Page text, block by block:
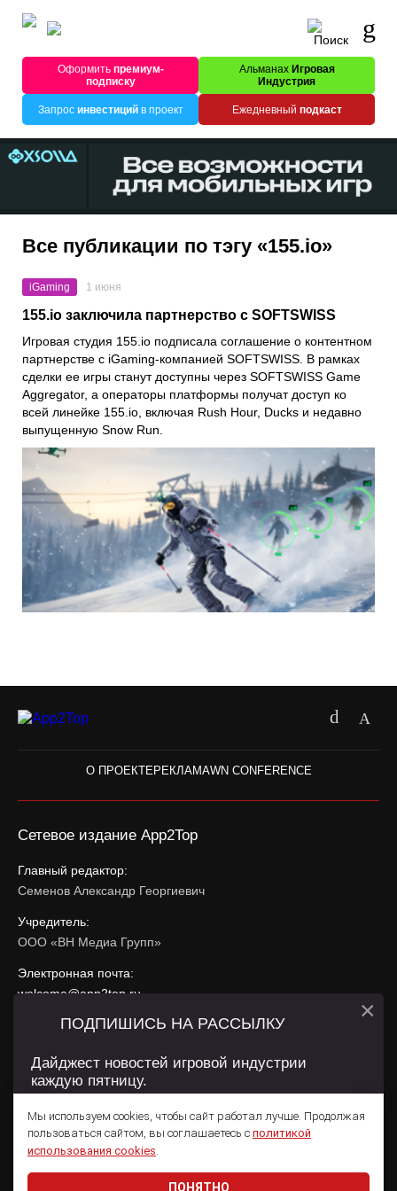
Оформитьпремиум-
подписку
Альманах Игровая
Индустрия
Запрос инвестицийв проект Ежедневный подкаст
Все публикации по тэгу «155.io»
iGaming 1 июня
155.io заключила партнерство с SOFTSWISS
Игровая студия 155.io подписала соглашение о контентном
партнерстве с iGaming-компанией SOFTSWISS. В рамках
сделки ее игры станут доступны через SOFTSWISS Game
Aggregator, а операторы платформы получат доступ ко
всей линейке 155.io, включая Rush Hour, Ducks и недавно
выпущенную Snow Run.
О ПРОЕКТЕРЕКЛАМАWN CONFERENCE
Сетевое издание App2Top
Главный редактор:
Семенов Александр Георгиевич
Учредитель:
ООО «ВН Медиа Групп»
Электронная почта:
welcome@app2top.ru
При использовании материалов активная ссылка на
Сайт использует IP адреса, cookie, данные геолокации
использования содержатся вПолитике конфиденциальностии
Пользовательском соглашении .
Мы используем cookies, чтобы сайт работал лучше. Продолжая
пользоваться сайтом, вы соглашаетесь с политикой
использования cookies.
ПОНЯТНО
ПОДПИШИСЬ НА РАССЫЛКУ
Дайджест новостей игровой индустрии
каждую пятницу.
×